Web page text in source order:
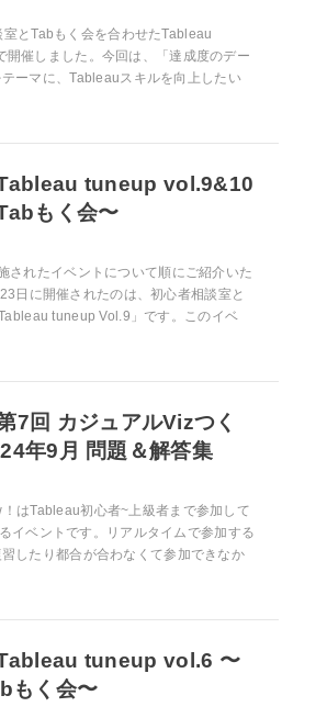
とTabもく会を合わせたTableau
催しました。今回は、「達成度のデー
ーマに、Tableauスキルを向上したい
Tableau tuneup vol.9&10
もく会〜
されたイベントについて順にご紹介いた
日に開催されたのは、初心者相談室と
tuneup Vol.9」です。このイベ
7回 カジュアルVizつく
年9月 問題＆解答集
はTableau初心者~上級者まで参加して
イベントです。リアルタイムで参加する
したり都合が合わなくて参加できなか
Tableau tuneup vol.6 〜
もく会〜